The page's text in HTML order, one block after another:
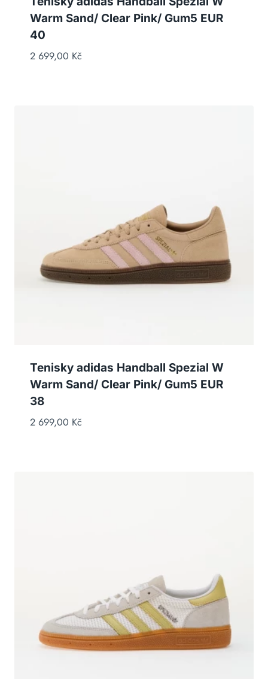
Warm Sand/ Clear Pink/ Gum5 EUR
40
2 699,00 Kč
Tenisky adidas Handball Spezial W
Warm Sand/ Clear Pink/ Gum5 EUR
38
2 699,00 Kč